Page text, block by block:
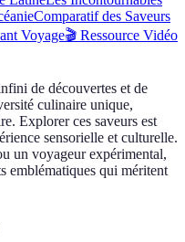
Comparatif des Saveurs
Voyage🎬 Ressource Vidéo
de découvertes et de
culinaire unique,
Explorer ces saveurs est
sensorielle et culturelle.
un voyageur expérimental,
emblématiques qui méritent